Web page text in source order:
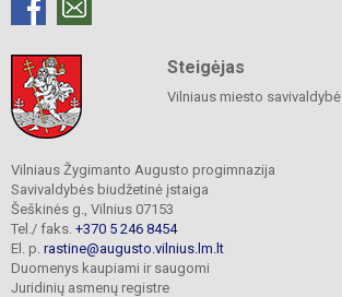
Steigėjas
Vilniaus miesto savivaldybė
Vilniaus Žygimanto Augusto progimnazija
Savivaldybės biudžetinė įstaiga
Šeškinės g., Vilnius 07153
Tel./ faks. +370 5 246 8454
El. p. rastine@augusto.vilnius.lm.lt
Duomenys kaupiami ir saugomi
Juridinių asmenų registre